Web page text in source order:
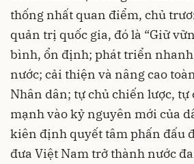
thống nhất quan điểm, chủ
quản trị quốc gia, đó là “Giữ
bình, ổn định; phát triển
nước; cải thiện và nâng cao
Nhân dân; tự chủ chiến lược,
mạnh vào kỷ nguyên mới của
kiên định quyết tâm phấn đấu
đưa Việt Nam trở thành nước